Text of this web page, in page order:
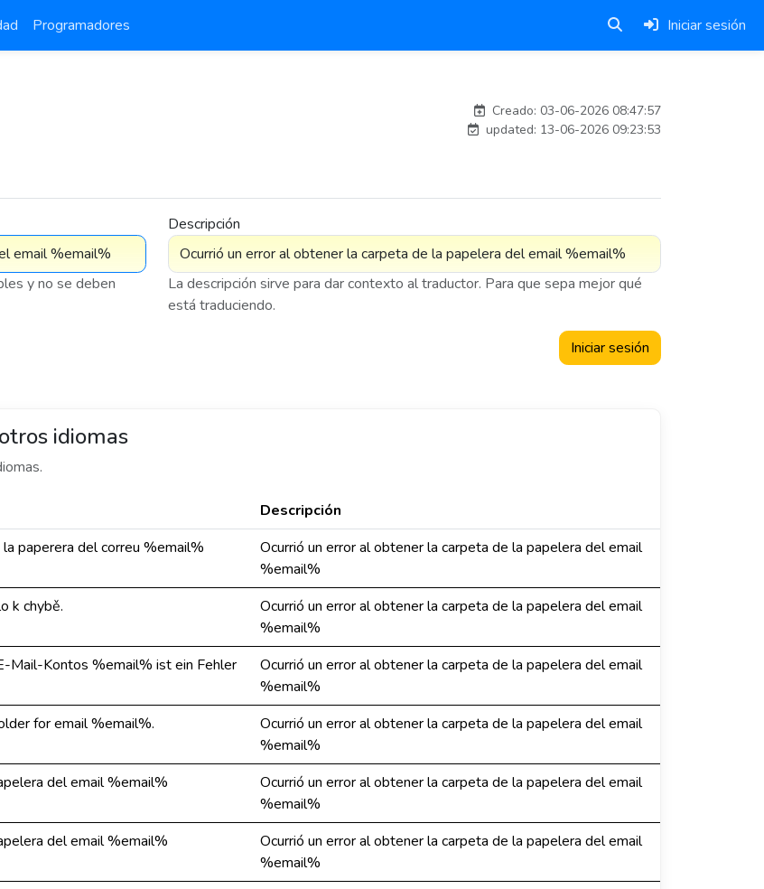
Programadores Iniciar sesión
Creado: 03-06-2026 08:47:57
updated: 13-06-2026 09:23:53
y no se deben
Descripción
La descripción sirve para dar contexto al traductor. Para que sepa mejor qué
está traduciendo.
Iniciar sesión
idiomas
Descripción
paperera del correu %email%
Ocurrió un error al obtener la carpeta de la papelera del email
%email%
k chybě.
Ocurrió un error al obtener la carpeta de la papelera del email
%email%
Mail-Kontos %email% ist ein Fehler
Ocurrió un error al obtener la carpeta de la papelera del email
%email%
for email %email%.
Ocurrió un error al obtener la carpeta de la papelera del email
%email%
del email %email%
Ocurrió un error al obtener la carpeta de la papelera del email
%email%
del email %email%
Ocurrió un error al obtener la carpeta de la papelera del email
%email%